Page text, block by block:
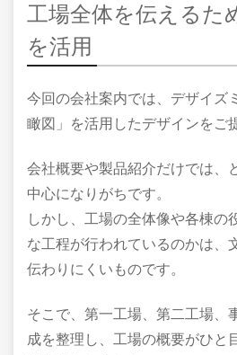
工場全体を伝えるた
を活用
今回の会社案内では、デザイズ
瞰図」を活用したデザインをご
会社概要や製品紹介だけでは、
中心になりがちです。
しかし、工場の全体像や各棟の
な工程が行われているのかは、
伝わりにくいものです。
そこで、第一工場、第二工場、
成を整理し、工場の概要がひと